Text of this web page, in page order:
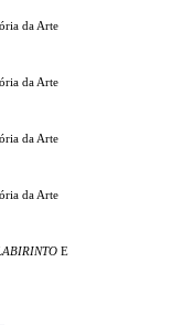
da Arte
da Arte
da Arte
da Arte
E